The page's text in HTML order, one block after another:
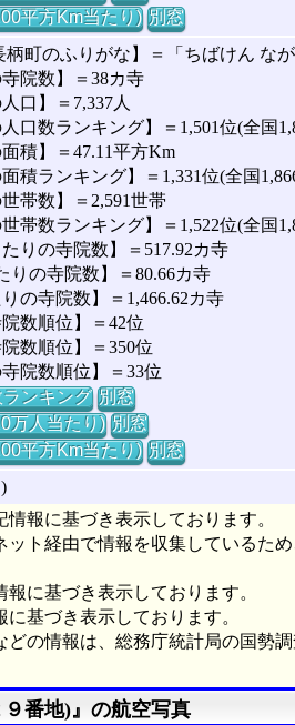
平方Km当たり) 別窓
柄町のふりがな】＝「ちばけん なが
院数】＝38カ寺
口】＝7,337人
人口数ランキング】＝1,501位(全国
積】＝47.11平方Km
面積ランキング】＝1,331位(全国
帯数】＝2,591世帯
世帯数ランキング】＝1,522位(全国
りの寺院数】＝517.92カ寺
りの寺院数】＝80.66カ寺
の寺院数】＝1,466.62カ寺
数順位】＝42位
数順位】＝350位
院数順位】＝33位
ンキング 別窓
万人当たり) 別窓
平方Km当たり) 別窓
報に基づき表示しております。
ット経由で情報を収集しているた
に基づき表示しております。
基づき表示しております。
の情報は、総務庁統計局の国勢
９番地)』の航空写真